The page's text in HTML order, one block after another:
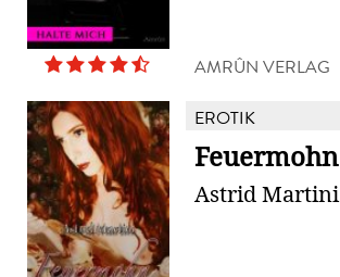
AMRÛN VERLAG
EROTIK
Feuermohn
Astrid Martini